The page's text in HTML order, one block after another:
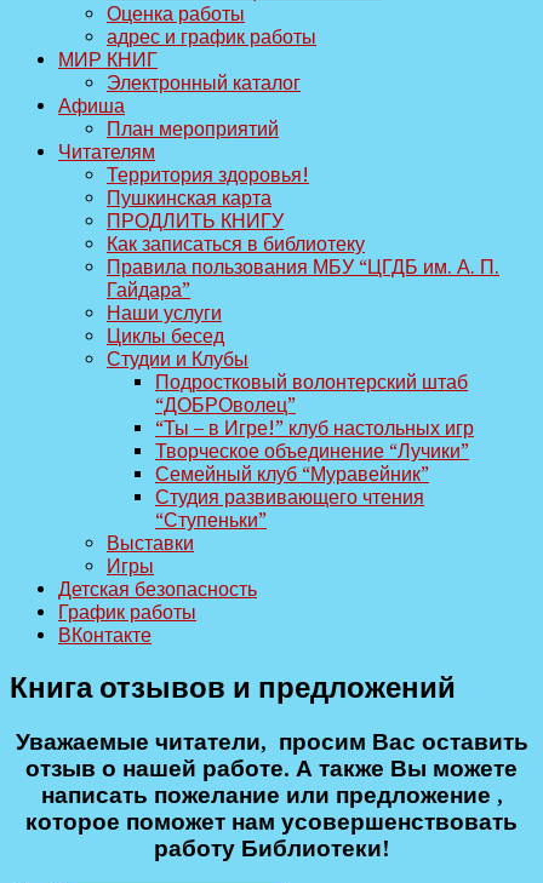
Оценка работы
адрес и график работы
МИР КНИГ
Электронный каталог
Афиша
План мероприятий
Читателям
Территория здоровья!
Пушкинская карта
ПРОДЛИТЬ КНИГУ
Как записаться в библиотеку
Правила пользования МБУ “ЦГДБ им. А. П.
Гайдара”
Наши услуги
Циклы бесед
Студии и Клубы
Подростковый волонтерский штаб
“ДОБРОволец”
“Ты – в Игре!” клуб настольных игр
Творческое объединение “Лучики”
Семейный клуб “Муравейник”
Студия развивающего чтения
“Ступеньки”
Выставки
Игры
Детская безопасность
График работы
ВКонтакте
Книга отзывов и предложений
Уважаемые читатели, просим Вас оставить
отзыв о нашей работе. А также Вы можете
написать пожелание или предложение ,
которое поможет нам усовершенствовать
работу Библиотеки!